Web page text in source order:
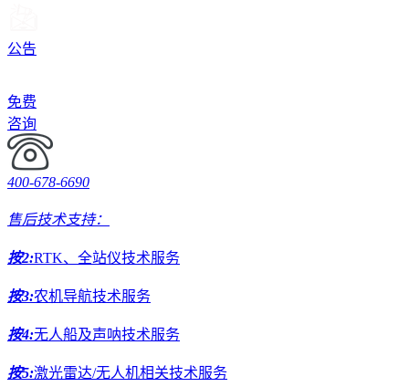
公告
免费
咨询
400-678-6690
售后技术支持：
按2:RTK、全站仪技术服务
按3:农机导航技术服务
按4:无人船及声呐技术服务
按5:激光雷达/无人机相关技术服务